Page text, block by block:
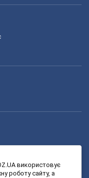
використовує
роботу сайту, а